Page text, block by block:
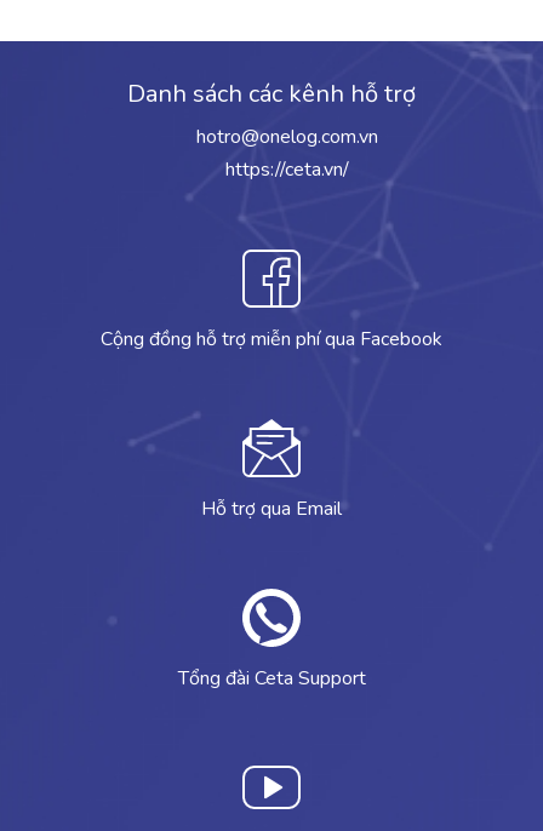
Danh sách các kênh hỗ trợ
hotro@onelog.com.vn
https://ceta.vn/
Cộng đồng hỗ trợ miễn phí qua Facebook
Hỗ trợ qua Email
Tổng đài Ceta Support